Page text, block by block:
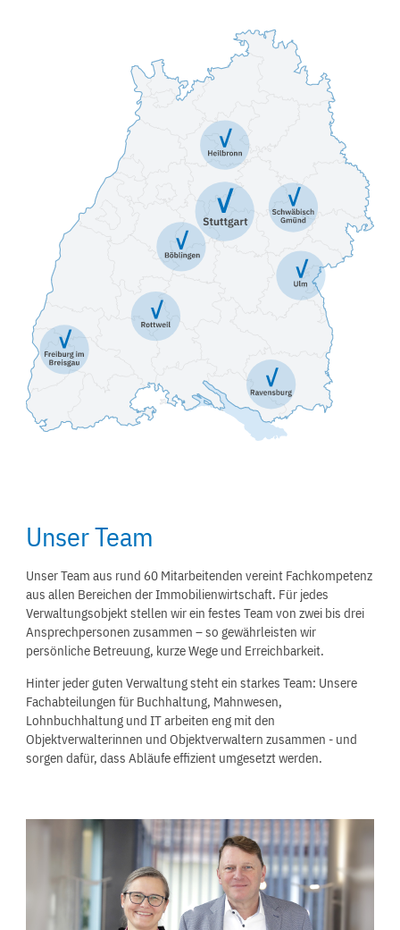
Unser Team
Unser Team aus rund 60 Mitarbeitenden vereint Fachkompetenz
aus allen Bereichen der Immobilienwirtschaft. Für jedes
Verwaltungsobjekt stellen wir ein festes Team von zwei bis drei
Ansprechpersonen zusammen – so gewährleisten wir
persönliche Betreuung, kurze Wege und Erreichbarkeit.
Hinter jeder guten Verwaltung steht ein starkes Team: Unsere
Fachabteilungen für Buchhaltung, Mahnwesen,
Lohnbuchhaltung und IT arbeiten eng mit den
Objektverwalterinnen und Objektverwaltern zusammen - und
sorgen dafür, dass Abläufe effizient umgesetzt werden.